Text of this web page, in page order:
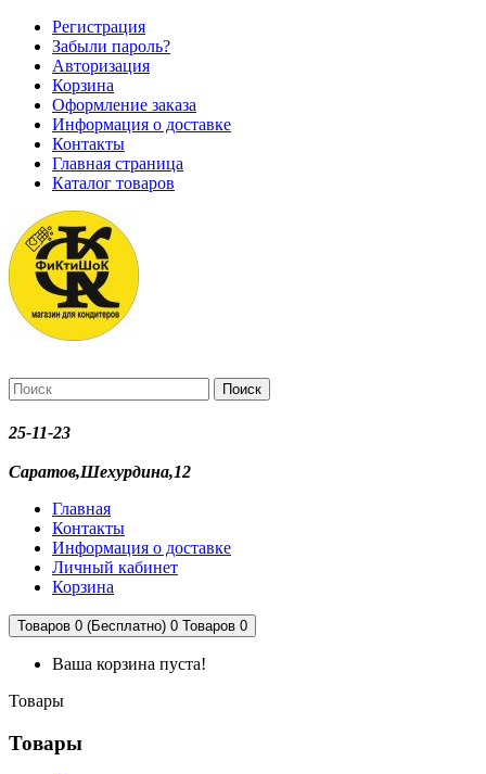
Регистрация
Забыли пароль?
Авторизация
Корзина
Оформление заказа
Информация о доставке
Контакты
Главная страница
Каталог товаров
Поиск
25-11-23
Саратов,Шехурдина,12
Главная
Контакты
Информация о доставке
Личный кабинет
Корзина
Товаров 0 (Бесплатно) 0 Товаров 0
Ваша корзина пуста!
Товары
Товары